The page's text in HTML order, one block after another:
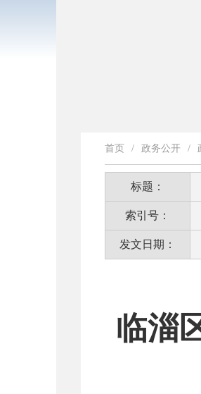
首页 / 政务公开 /
标题：
索引号：
发文日期：
临淄